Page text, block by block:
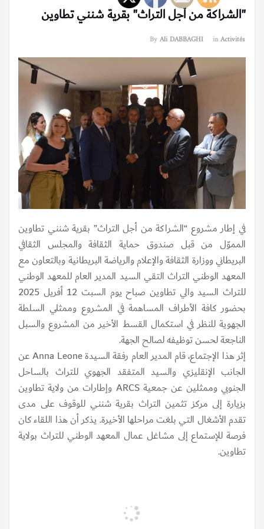
"الشراكة من أجل التراث" بقرية شنني تطاوين
ByAli DABBAGHI inActivités
في إطار مشروع “الشراكة من أجل التراث” بقرية شنني تطاوين
المموّل من قبل صندوق حماية الثقافة والمجلس الثقافي
البريطاني ووزارة الثقافة والإعلام والرياضة البريطانية وبالتعاون مع
المعهد الوطني التراث التقي السيد المدير العام للمعهد الوطني
للتراث السيد والي تطاوين صباح يوم السبت 12 أفريل 2025
بحضور كافة الأطراف المساهمة في المشروع وممثلي السلطة
الجهوية للنظر في استكمال القسط الأخير من المشروع والسبل
الناجعة لحسن توظيفه لصالح الجهة.
إثر هذا الإجتماع، قام المدير العام رفقة السيدة Anna Leone عن
الجانب الإنقليزي والسيد المتفقد الجهوي للتراث بالساحل
الجنوبي وممثلين عن جمعية ARCS وإطارات من ولاية تطاوين
بزيارة إلى مركز تثمين التراث بقرية شنني للوقوف على مدى
تقدم الأشغال التي بلغت مراحلها الأخيرة. يذكر أن هذا اللقاء كان
فرصة للإستماع إلى مشاغل عمال المعهد الوطني للتراث بولاية
تطاوين.